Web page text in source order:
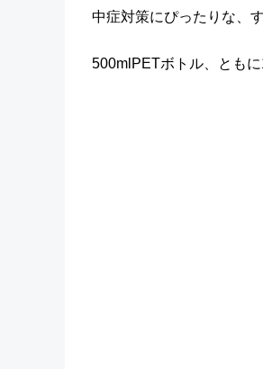
中症対策にぴったりな、
500mlPETボトル、ともに